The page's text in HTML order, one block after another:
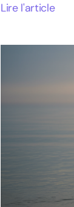
Lire l'article